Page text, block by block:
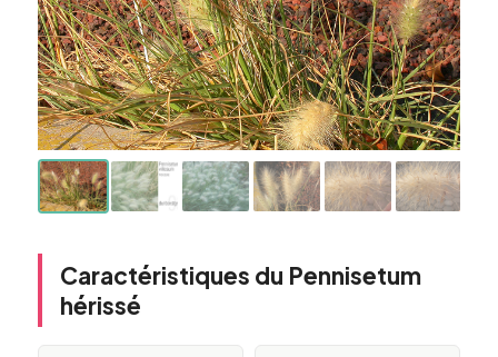
Caractéristiques du Pennisetum
hérissé